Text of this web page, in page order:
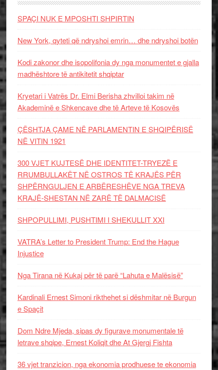
SPAÇI NUK E MPOSHTI SHPIRTIN
New York, qyteti që ndryshoi emrin… dhe ndryshoi botën
Kodi zakonor dhe isopolifonia dy nga monumentet e gjalla
madhështore të antikitetit shqiptar
Kryetari i Vatrës Dr. Elmi Berisha zhvilloi takim në
Akademinë e Shkencave dhe të Arteve të Kosovës
ÇËSHTJA ÇAME NË PARLAMENTIN E SHQIPËRISË
NË VITIN 1921
300 VJET KUJTESË DHE IDENTITET-TRYEZË E
RRUMBULLAKËT NË OSTROS TË KRAJËS PËR
SHPËRNGULJEN E ARBËRESHËVE NGA TREVA
KRAJË-SHESTAN NË ZARË TË DALMACISË
SHPOPULLIMI, PUSHTIMI I SHEKULLIT XXI
VATRA’s Letter to President Trump: End the Hague
Injustice
Nga Tirana në Kukaj për të parë “Lahuta e Malësisë”
Kardinali Ernest Simoni rikthehet si dëshmitar në Burgun
e Spaçit
Dom Ndre Mjeda, sipas dy figurave monumentale të
letrave shqipe, Ernest Koliqit dhe At Gjergj Fishta
36 vjet tranzicion, nga ekonomia prodhuese te ekonomia